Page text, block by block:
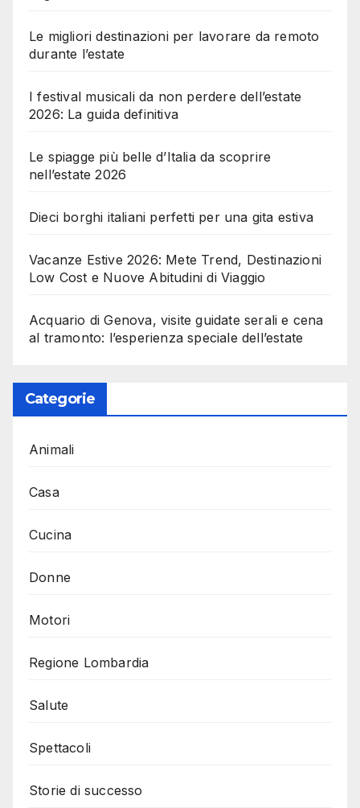
Le migliori destinazioni per lavorare da remoto
durante l’estate
I festival musicali da non perdere dell’estate
2026: La guida definitiva
Le spiagge più belle d’Italia da scoprire
nell’estate 2026
Dieci borghi italiani perfetti per una gita estiva
Vacanze Estive 2026: Mete Trend, Destinazioni
Low Cost e Nuove Abitudini di Viaggio
Acquario di Genova, visite guidate serali e cena
al tramonto: l’esperienza speciale dell’estate
Categorie
Animali
Casa
Cucina
Donne
Motori
Regione Lombardia
Salute
Spettacoli
Storie di successo